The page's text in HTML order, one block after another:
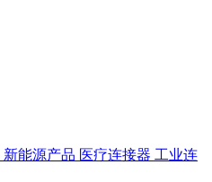
新能源产品 医疗连接器 工业连